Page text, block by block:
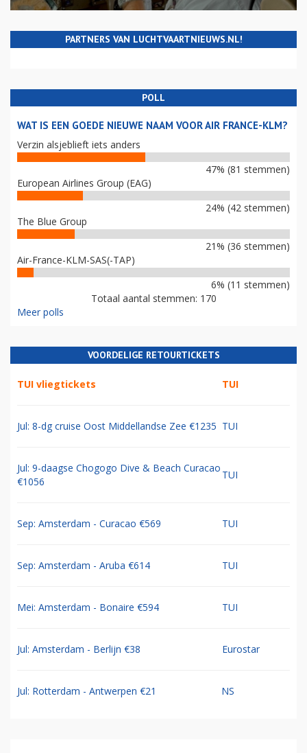
PARTNERS VAN LUCHTVAARTNIEUWS.NL!
POLL
WAT IS EEN GOEDE NIEUWE NAAM VOOR AIR FRANCE-KLM?
Verzin alsjeblieft iets anders
47% (81 stemmen)
European Airlines Group (EAG)
24% (42 stemmen)
The Blue Group
21% (36 stemmen)
Air-France-KLM-SAS(-TAP)
6% (11 stemmen)
Totaal aantal stemmen: 170
Meer polls
VOORDELIGE RETOURTICKETS
TUI vliegtickets TUI
Jul: 8-dg cruise Oost Middellandse Zee €1235 TUI
Jul: 9-daagse Chogogo Dive & Beach Curacao
€1056
TUI
Sep: Amsterdam - Curacao €569 TUI
Sep: Amsterdam - Aruba €614 TUI
Mei: Amsterdam - Bonaire €594 TUI
Jul: Amsterdam - Berlijn €38 Eurostar
Jul: Rotterdam - Antwerpen €21 NS